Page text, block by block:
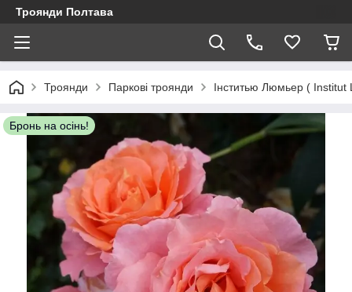
Троянди Полтава
Троянди Паркові троянди Інститью Люмьер ( Institut
Бронь на осінь!